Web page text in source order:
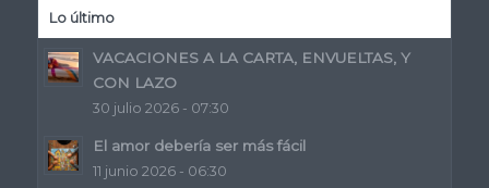
Lo último
VACACIONES A LA CARTA, ENVUELTAS, Y
CON LAZO
30 julio 2026 - 07:30
El amor debería ser más fácil
11 junio 2026 - 06:30